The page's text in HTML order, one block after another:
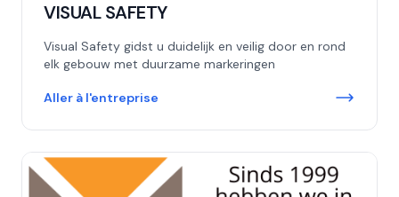
VISUAL SAFETY
Visual Safety gidst u duidelijk en veilig door en rond
elk gebouw met duurzame markeringen
Aller à l'entreprise